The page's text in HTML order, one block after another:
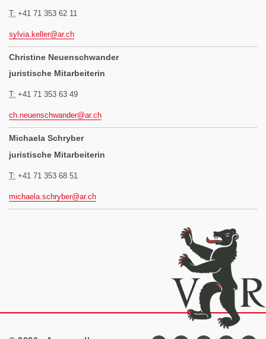
T: +41 71 353 62 11
sylvia.keller@ar.ch
Christine Neuenschwander
juristische Mitarbeiterin
T: +41 71 353 63 49
ch.neuenschwander@ar.ch
Michaela Schryber
juristische Mitarbeiterin
T: +41 71 353 68 51
michaela.schryber@ar.ch